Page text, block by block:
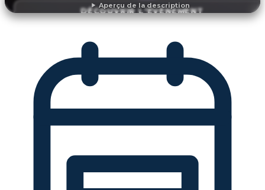
Aperçu de la description
DÉCOUVRIR L'ÉVÉNEMENT